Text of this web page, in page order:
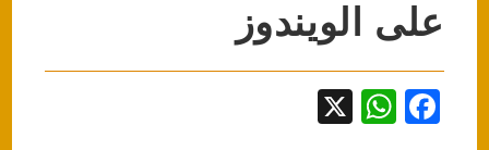
على الويندوز
F
W